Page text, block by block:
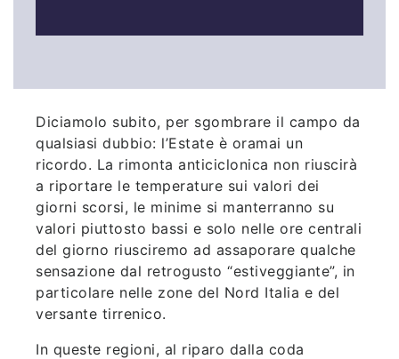
Diciamolo subito, per sgombrare il campo da
qualsiasi dubbio: l’Estate è oramai un
ricordo. La rimonta anticiclonica non riuscirà
a riportare le temperature sui valori dei
giorni scorsi, le minime si manterranno su
valori piuttosto bassi e solo nelle ore centrali
del giorno riusciremo ad assaporare qualche
sensazione dal retrogusto “estiveggiante”, in
particolare nelle zone del Nord Italia e del
versante tirrenico.
In queste regioni, al riparo dalla coda